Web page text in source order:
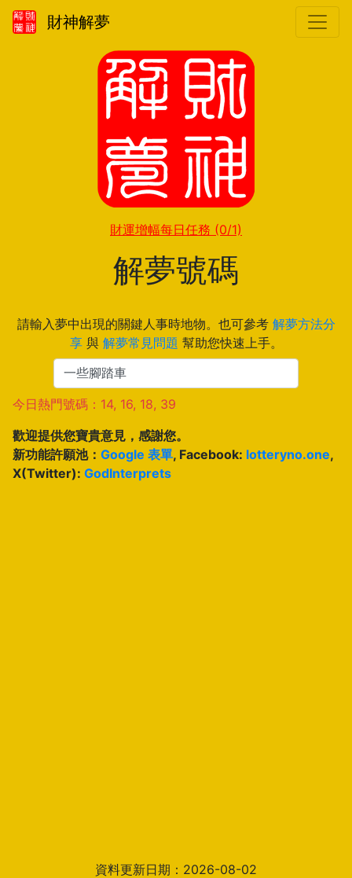
財神解夢
財運增幅每日任務 (0/1)
解夢號碼
請輸入夢中出現的關鍵人事時地物。也可參考 解夢方法分
享與 解夢常見問題 幫助您快速上手。
今日熱門號碼：14, 16, 18, 39
歡迎提供您寶貴意見，感謝您。
新功能許願池： Google 表單, Facebook: lotteryno.one,
X(Twitter): GodInterprets
資料更新日期：2026-08-02